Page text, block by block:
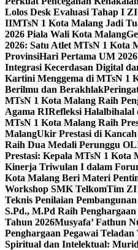
Lolos Desk Evaluasi Tahap I
IIMTsN 1 Kota Malang Jadi
2026 Piala Wali Kota Malang
2026: Satu Atlet MTsN 1 Kota
ProvinsiHari Pertama UM
Integrasi Kecerdasan Digital
Kartini Menggema di MTsN 1
Berilmu dan Berakhlak
MTsN 1 Kota Malang Raih
Agama RIRefleksi
MTsN 1 Kota Malang Raih
MalangUkir Prestasi di
Raih Dua Medali Perunggu
Prestasi: Kepala MTsN 1 Kota
Kinerja Triwulan I dalam
Kota Malang Beri Materi
Workshop SMK TelkomTim ZI
Teknis Penilaian
S.Pd., M.Pd Raih
Tahun 2026Musyafa’ Fathun
Penghargaan Pegawai
Spiritual dan Intelektual: